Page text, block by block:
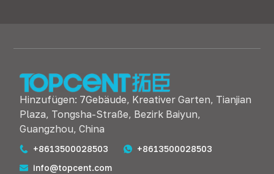
Hinzufügen: 7Gebäude, Kreativer Garten, Tianjian
Plaza, Tongsha-Straße, Bezirk Baiyun,
Guangzhou, China
+8613500028503
+8613500028503
info@topcent.com